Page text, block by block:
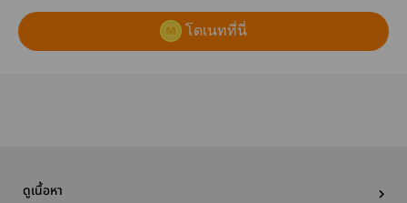
โดเนทที่นี่
ดูเนื้อหา